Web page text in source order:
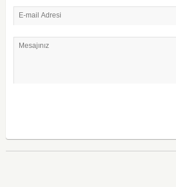
E-mail Adresi
Mesajınız